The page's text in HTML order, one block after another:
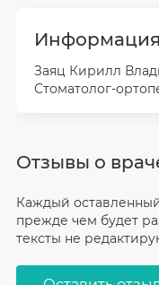
Заяц Кирилл
Стоматолог-
Отзывы о
Каждый
прежде чем будет
тексты не